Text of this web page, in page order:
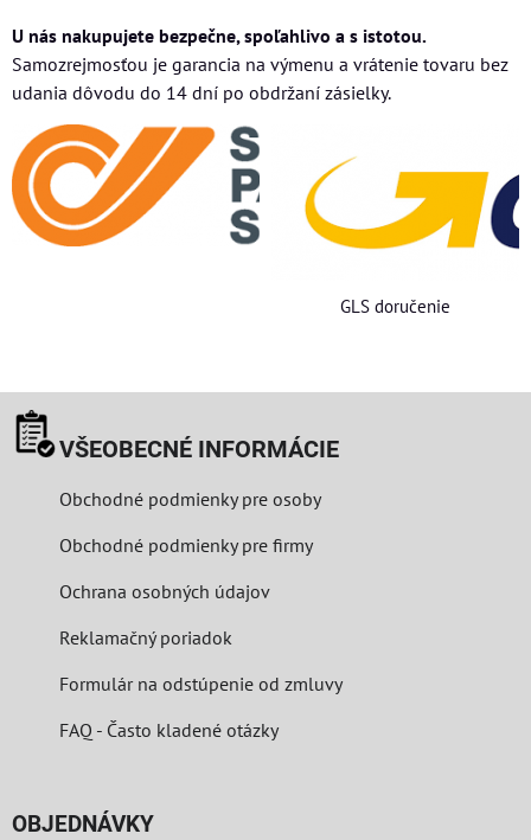
U nás nakupujete bezpečne, spoľahlivo a s istotou.
Samozrejmosťou je garancia na výmenu a vrátenie tovaru bez
udania dôvodu do 14 dní po obdržaní zásielky.
GLS doručenie
VŠEOBECNÉ INFORMÁCIE
Obchodné podmienky pre osoby
Obchodné podmienky pre firmy
Ochrana osobných údajov
Reklamačný poriadok
Formulár na odstúpenie od zmluvy
FAQ - Často kladené otázky
OBJEDNÁVKY